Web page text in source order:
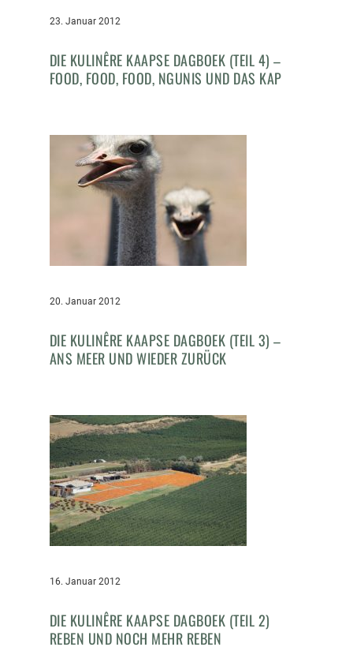
23. Januar 2012
DIE KULINÊRE KAAPSE DAGBOEK (TEIL 4) –
FOOD, FOOD, FOOD, NGUNIS UND DAS KAP
20. Januar 2012
DIE KULINÊRE KAAPSE DAGBOEK (TEIL 3) –
ANS MEER UND WIEDER ZURÜCK
16. Januar 2012
DIE KULINÊRE KAAPSE DAGBOEK (TEIL 2)
REBEN UND NOCH MEHR REBEN